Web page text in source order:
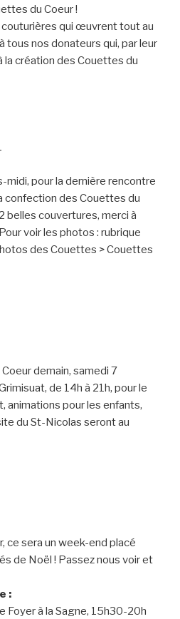
du Coeur !
couturières qui œuvrent tout au
tous nos donateurs qui, par leur
création des Couettes du
midi, pour la dernière rencontre
confection des Couettes du
belles couvertures, merci à
voir les photos : rubrique
des Couettes > Couettes
demain, samedi 7
de 14h à 21h, pour le
animations pour les enfants,
du St-Nicolas seront au
ce sera un week-end placé
de Noël ! Passez nous voir et
:
Foyer à la Sagne, 15h30-20h